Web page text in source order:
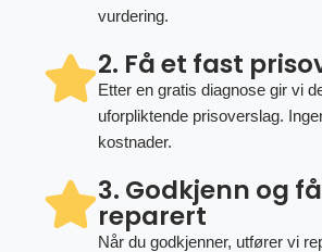
vurdering.
2. Få et fast
Etter en gratis diagnose gir vi
uforpliktende prisoverslag.
kostnader.
3. Godkjenn og
reparert
Når du godkjenner, utfører vi